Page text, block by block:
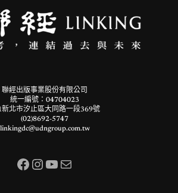
聯經出版事業股份有限公司
統一編號：04704023
新北市汐止區大同路一段369號
(02)8692-5747
linkingdc@udngroup.com.tw
Facebook InstagramYouTube 電子郵件